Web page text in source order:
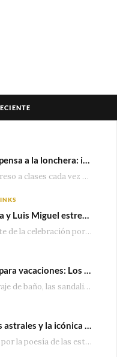
De la despensa a la lonchera: ideas rápidas para el regreso a clases
Con el regreso a clases cada vez más cerca, las familias comienzan a reorganizar horarios,…
Coca-Cola y Luis Miguel estrenan el comercial que celebra 100 años de historia junto a México
Como parte de la celebración por sus primeros 100 años enMéxico, Coca-Cola presenta hoy el…
Skincare para vacaciones: Los do’s and dont’s para cuidar tu piel
Entre el traje de baño, las sandalias, los lentes de sol y los looks que…
Amuletos astrales y la icónica colección Zodiaque de Van Cleef & Arpels
Fascinada por la poesía de las estrellas, la Maison Van Cleef & Arpels celebra la llegada de las…